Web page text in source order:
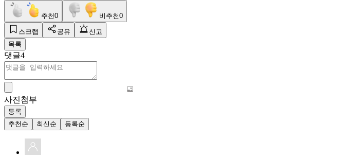
추천0 비추천0
스크랩 공유
신고
목록
댓글4
사진첨부
등록
추천순
최신순 등록순